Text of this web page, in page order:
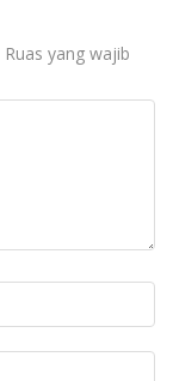
Ruas yang wajib